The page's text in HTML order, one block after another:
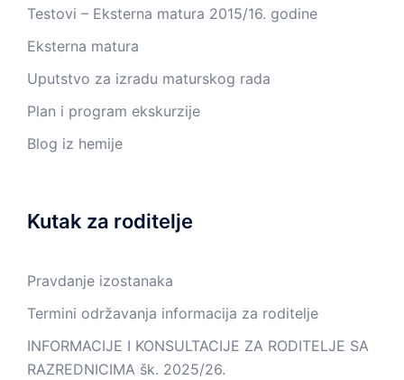
Testovi – Eksterna matura 2015/16. godine
Eksterna matura
Uputstvo za izradu maturskog rada
Plan i program ekskurzije
Blog iz hemije
Kutak za roditelje
Pravdanje izostanaka
Termini održavanja informacija za roditelje
INFORMACIJE I KONSULTACIJE ZA RODITELJE SA
RAZREDNICIMA šk. 2025/26.